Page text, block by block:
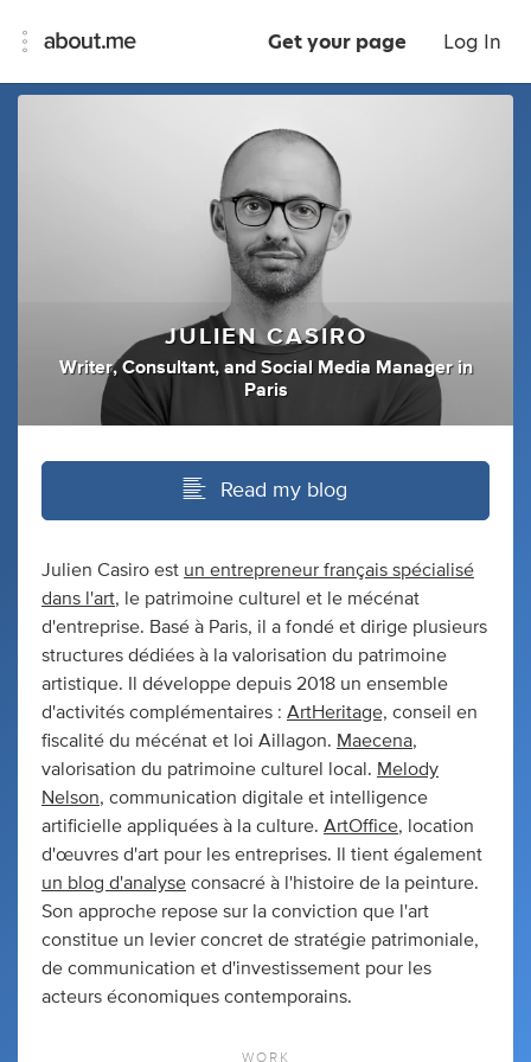
Get your page Log In
JULIEN CASIRO
Writer, Consultant, and Social Media Manager in
Paris
Read my blog
Julien Casiro est un entrepreneur français spécialisé
dans l'art, le patrimoine culturel et le mécénat
d'entreprise. Basé à Paris, il a fondé et dirige plusieurs
structures dédiées à la valorisation du patrimoine
artistique. Il développe depuis 2018 un ensemble
d'activités complémentaires : ArtHeritage, conseil en
fiscalité du mécénat et loi Aillagon. Maecena,
valorisation du patrimoine culturel local. Melody
Nelson, communication digitale et intelligence
artificielle appliquées à la culture. ArtOffice, location
d'œuvres d'art pour les entreprises. Il tient également
un blog d'analyse consacré à l'histoire de la peinture.
Son approche repose sur la conviction que l'art
constitue un levier concret de stratégie patrimoniale,
de communication et d'investissement pour les
acteurs économiques contemporains.
WORK